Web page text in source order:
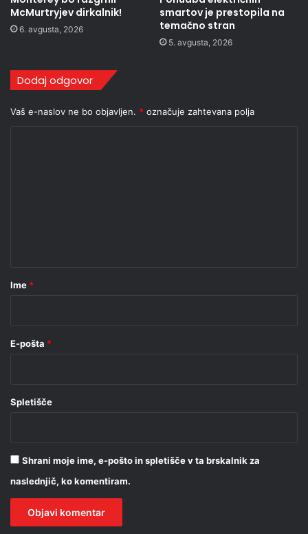
McMurtryjev dirkalnik!
6. avgusta, 2026
smartov je prestopila na
temačno stran
5. avgusta, 2026
Dodaj odgovor
Vaš e-naslov ne bo objavljen. * označuje zahtevana polja
rIme *
E-pošta *
Spletišče
Shrani moje ime, e-pošto in spletišče v ta brskalnik za
naslednjič, ko komentiram.